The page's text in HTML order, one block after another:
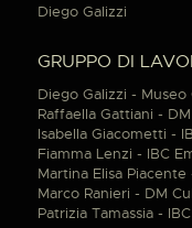
Diego Galizzi
GRUPPO DI
Diego Galizzi -
Raffaella Gattiani -
Isabella Giacometti -
Fiamma Lenzi - IBC
Martina Elisa
Marco Ranieri - DM
Patrizia Tamassia -